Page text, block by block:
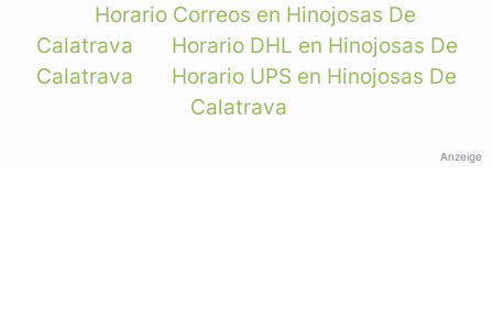
Horario Correos en Hinojosas De
Calatrava
Horario DHL en Hinojosas De
Calatrava
Horario UPS en Hinojosas De
Calatrava
Anzeige